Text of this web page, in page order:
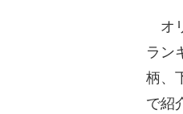
オ
ラン
柄、
で紹